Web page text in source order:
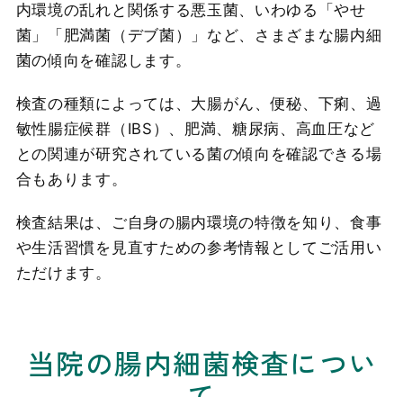
内環境の乱れと関係する悪玉菌、いわゆる「やせ
菌」「肥満菌（デブ菌）」など、さまざまな腸内細
菌の傾向を確認します。
検査の種類によっては、大腸がん、便秘、下痢、過
敏性腸症候群（IBS）、肥満、糖尿病、高血圧など
との関連が研究されている菌の傾向を確認できる場
合もあります。
検査結果は、ご自身の腸内環境の特徴を知り、食事
や生活習慣を見直すための参考情報としてご活用い
ただけます。
当院の腸内細菌検査につい